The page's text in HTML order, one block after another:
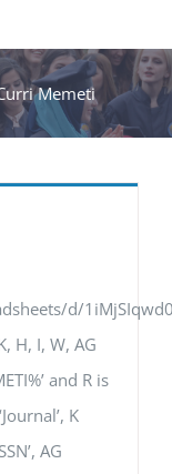
Memeti
d/
H, I, W, AG
and R is
K
AG